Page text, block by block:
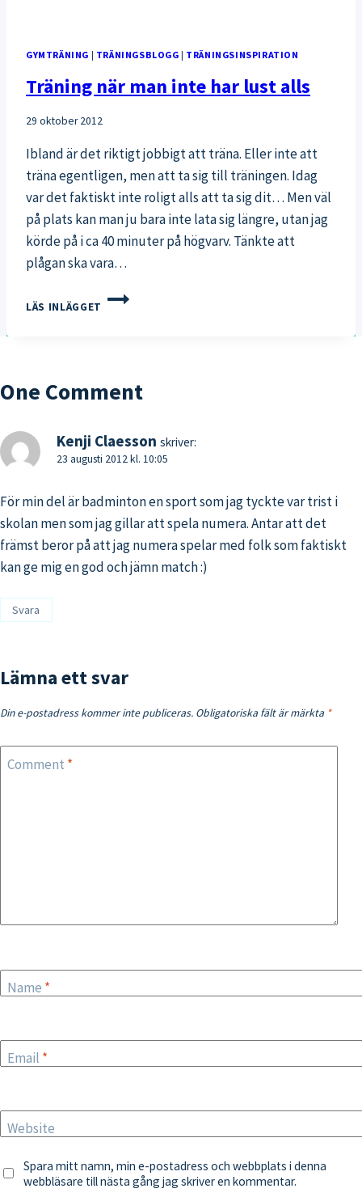
GYMTRÄNING | TRÄNINGSBLOGG | TRÄNINGSINSPIRATION
Träning när man inte har lust alls
29 oktober 2012
Ibland är det riktigt jobbigt att träna. Eller inte att
träna egentligen, men att ta sig till träningen. Idag
var det faktiskt inte roligt alls att ta sig dit… Men väl
på plats kan man ju bara inte lata sig längre, utan jag
körde på i ca 40 minuter på högvarv. Tänkte att
plågan ska vara…
LÄS INLÄGGET
TRÄNING
ALLS
One Comment
Kenji Claesson skriver:
23 augusti 2012 kl. 10:05
För min del är badminton en sport som jag tyckte var trist i
skolan men som jag gillar att spela numera. Antar att det
främst beror på att jag numera spelar med folk som faktiskt
kan ge mig en god och jämn match :)
Svara
Lämna ett svar
Din e-postadress kommer inte publiceras. Obligatoriska fält är märkta *
Comment *
Name *
Email *
Website
Spara mitt namn, min e-postadress och webbplats i denna
webbläsare till nästa gång jag skriver en kommentar.